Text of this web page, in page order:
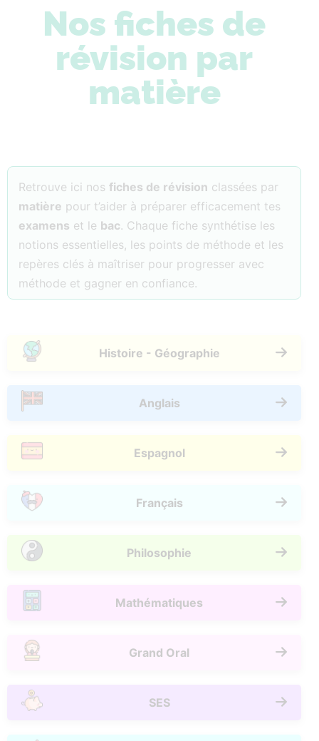
Nos fiches de
révision par
matière
Retrouve ici nos fiches de révision classées par
matière pour t’aider à préparer efficacement tes
examens et le bac. Chaque fiche synthétise les
notions essentielles, les points de méthode et les
repères clés à maîtriser pour progresser avec
méthode et gagner en confiance.
Histoire - Géographie
Anglais
Espagnol
Français
Philosophie
Mathématiques
Grand Oral
SES